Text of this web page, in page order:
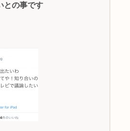
との事です